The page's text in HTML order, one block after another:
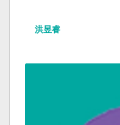
洪昱睿